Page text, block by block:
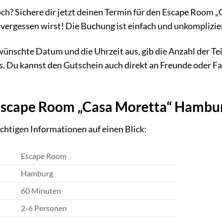
Sichere dir jetzt deinen Termin für den Escape Room
wirst! Die Buchung ist einfach und
Datum und die Uhrzeit aus, gib die Anzahl der
Du kannst den Gutschein auch direkt an Freunde oder
Room „Casa Moretta“
Informationen auf einen Blick:
Escape Room
Hamburg
60 Minuten
2-6 Personen